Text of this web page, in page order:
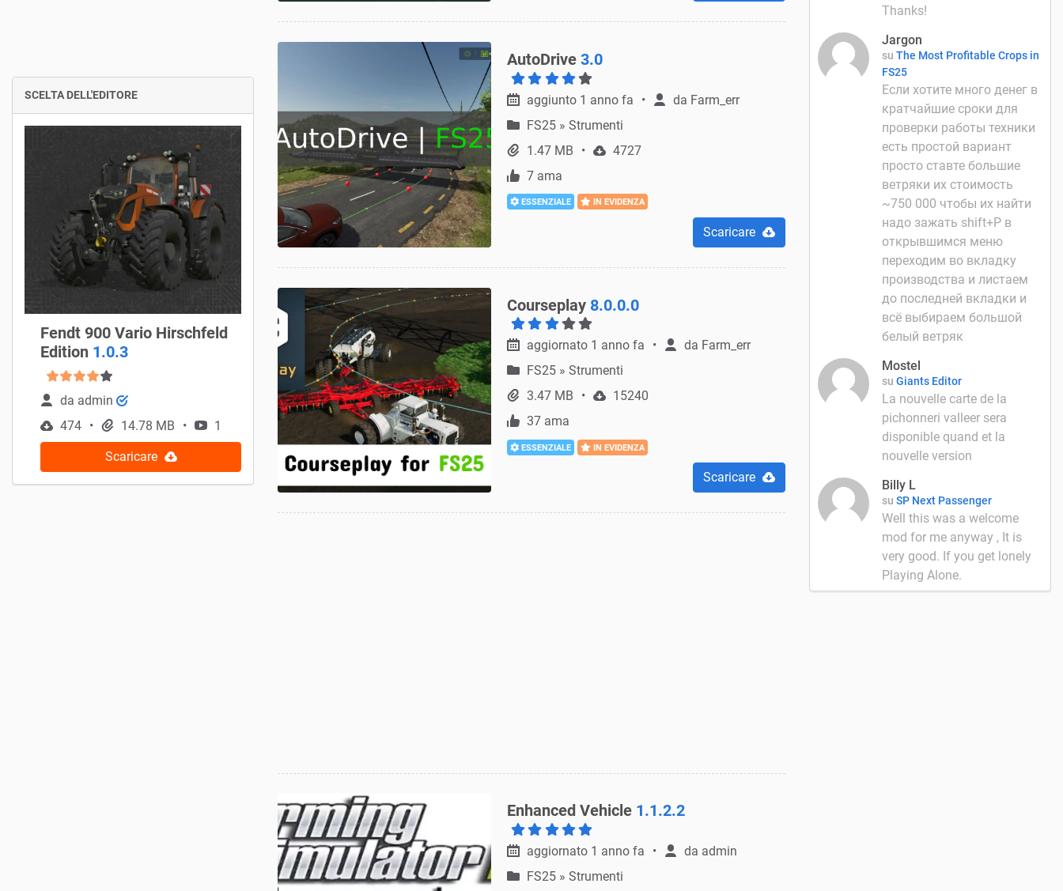
SCELTA DELL'EDITORE
Fendt 900 Vario Hirschfeld
Edition 1.0.3
da admin
474
14.78 MB 1
Scaricare
AutoDrive 3.0
aggiunto 1 anno fa da Farm_err
FS25 » Strumenti
1.47 MB
4727
7 ama
ESSENZIALE IN EVIDENZA
Scaricare
Courseplay 8.0.0.0
aggiornato 1 anno fa da Farm_err
FS25 » Strumenti
3.47 MB
15240
37 ama
ESSENZIALE IN EVIDENZA
Scaricare
Enhanced Vehicle 1.1.2.2
aggiornato 1 anno fa da admin
FS25 » Strumenti
Thanks!
Jargon
su The Most Profitable Crops in
FS25
Если хотите много денег в
кратчайшие сроки для
проверки работы техники
есть простой вариант
просто ставте большие
ветряки их стоимость
~750 000 чтобы их найти
надо зажать shift+P в
открывшимся меню
переходим во вкладку
производства и листаем
до последней вкладки и
всё выбираем большой
белый ветряк
Mostel
su Giants Editor
La nouvelle carte de la
pichonneri valleer sera
disponible quand et la
nouvelle version
Billy L
su SP Next Passenger
Well this was a welcome
mod for me anyway , It is
very good. If you get lonely
Playing Alone.